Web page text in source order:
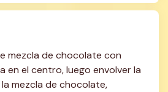
mezcla de chocolate con
en el centro, luego envolver la
mezcla de chocolate,